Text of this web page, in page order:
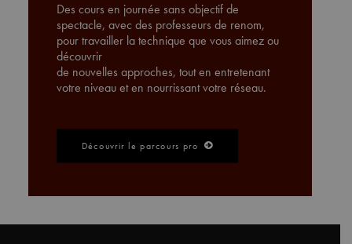
Des cours en journée sans objectif de
spectacle, avec des professeurs de renom,
pour travailler la technique que vous aimez ou
découvrir
de nouvelles approches, tout en entretenant
votre niveau et en nourrissant votre réseau.
Découvrir le parcours pro